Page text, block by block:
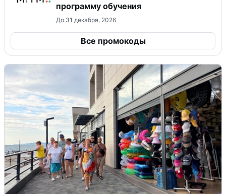
программу обучения
До 31 декабря, 2026
Все промокоды